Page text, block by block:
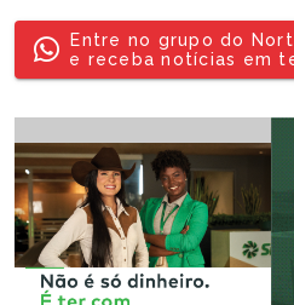
Entre no grupo do
e receba notícias em